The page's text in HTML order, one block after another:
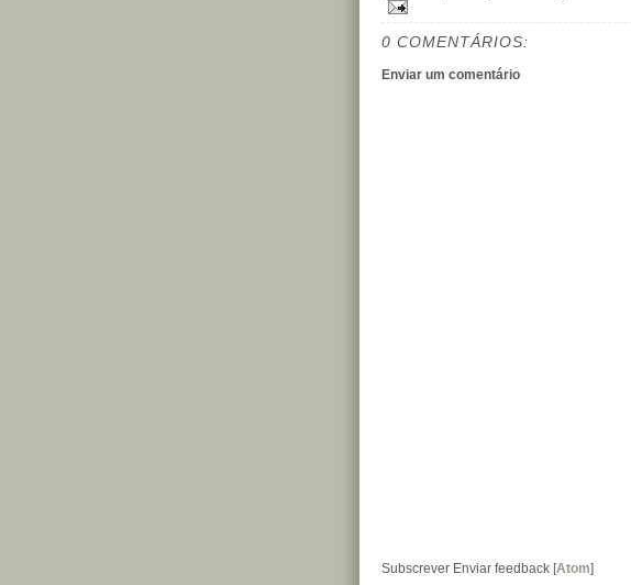
0 COMENTÁRIOS:
Enviar um comentário
Subscrever Enviar feedback [Atom]